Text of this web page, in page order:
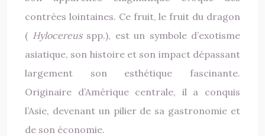
contrées lointaines. Ce fruit, le fruit du dragon
( Hylocereus spp.), est un symbole d’exotisme
asiatique, son histoire et son impact dépassant
largement son esthétique fascinante.
Originaire d’Amérique centrale, il a conquis
l’Asie, devenant un pilier de sa gastronomie et
de son économie.